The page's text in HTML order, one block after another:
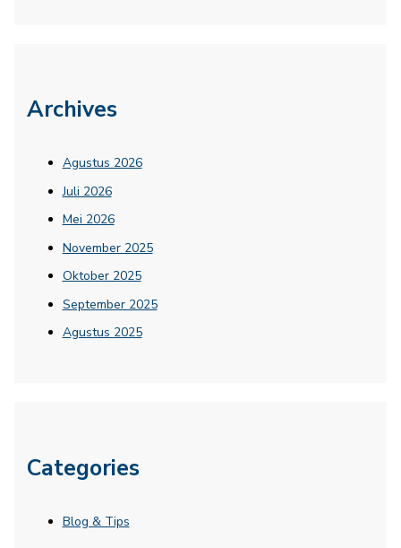
Archives
Agustus 2026
Juli 2026
Mei 2026
November 2025
Oktober 2025
September 2025
Agustus 2025
Categories
Blog & Tips